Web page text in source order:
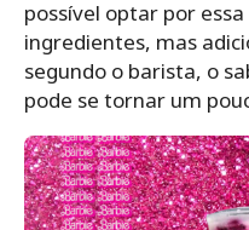
possível optar por
ingredientes, mas
segundo o barista, o
pode se tornar um